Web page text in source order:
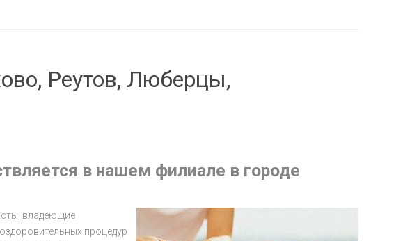
Реутов, Люберцы,
в нашем филиале в городе
владеющие
процедур